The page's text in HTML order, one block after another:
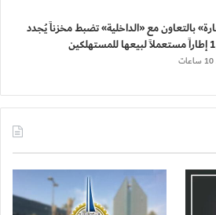
بالتعاون مع «الداخلية» تضبط مخزناً يُجدد